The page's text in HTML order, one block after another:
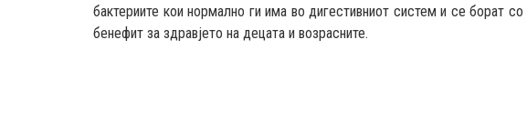
бактериите кои нормално ги има во дигестивниот систем и се борат
бенефит за здравјето на децата и возрасните.